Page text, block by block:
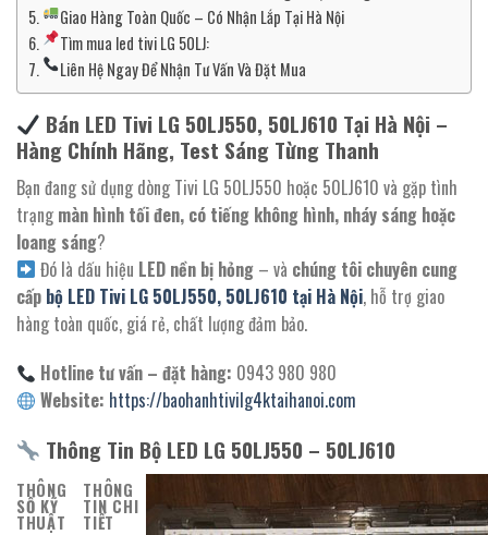
Giao Hàng Toàn Quốc – Có Nhận Lắp Tại Hà Nội
Tìm mua led tivi LG 50LJ:
Liên Hệ Ngay Để Nhận Tư Vấn Và Đặt Mua
Bán LED Tivi LG 50LJ550, 50LJ610 Tại Hà Nội –
Hàng Chính Hãng, Test Sáng Từng Thanh
Bạn đang sử dụng dòng Tivi LG 50LJ550 hoặc 50LJ610 và gặp tình
trạng màn hình tối đen, có tiếng không hình, nháy sáng hoặc
loang sáng?
Đó là dấu hiệu LED nền bị hỏng – và chúng tôi chuyên cung
cấp bộ LED Tivi LG 50LJ550, 50LJ610 tại Hà Nội, hỗ trợ giao
hàng toàn quốc, giá rẻ, chất lượng đảm bảo.
Hotline tư vấn – đặt hàng: 0943 980 980
Website: https://baohanhtivilg4ktaihanoi.com
Thông Tin Bộ LED LG 50LJ550 – 50LJ610
THÔNG
SỐ KỸ
THUẬT
THÔNG
TIN CHI
TIẾT